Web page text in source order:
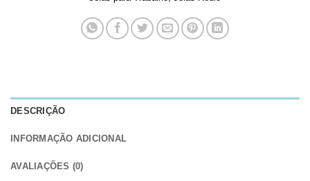
DESCRIÇÃO
INFORMAÇÃO ADICIONAL
AVALIAÇÕES (0)